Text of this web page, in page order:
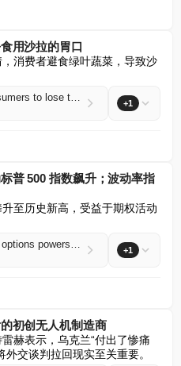
用沙拉的胃口
消费者避食绿叶蔬菜，导致沙
Cyclospora fears lead consumers to lose their appetite for salads +1
普 500 指数飙升；波动率指
至历史新高，受益于期权活动
A record-breaking week for options powers S&P 500 surge; volatility gauge is near 2026 low +1
初创无人机制造商
赫表示，乌克兰“付出了惨痛
交谈判拉回现实至关重要。